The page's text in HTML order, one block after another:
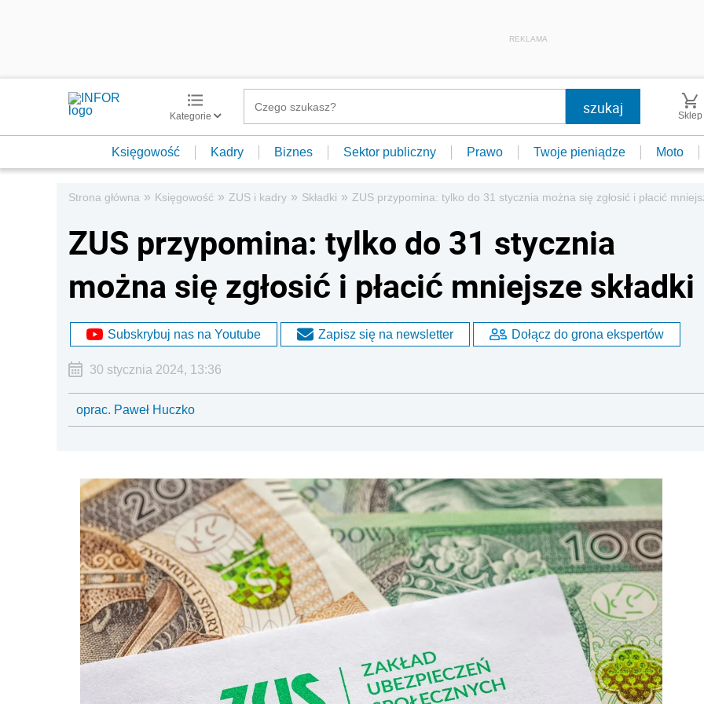
REKLAMA
Kategorie Sklep
Księgowość Kadry Biznes Sektor publiczny Prawo Twoje pieniądze Moto
Strona główna » Księgowość » ZUS i kadry » Składki » ZUS przypomina: tylko do 31 stycznia można się zgłosić i płacić
ZUS przypomina: tylko do 31 stycznia
można się zgłosić i płacić mniejsze składki
Subskrybuj nas na Youtube Zapisz się na newsletter Dołącz do grona ekspertów
30 stycznia 2024, 13:36
oprac. Paweł Huczko